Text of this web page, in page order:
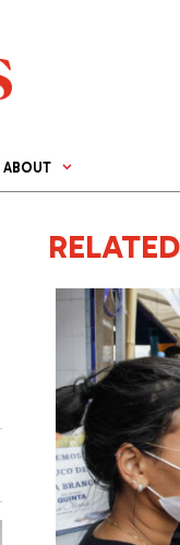
ABOUT